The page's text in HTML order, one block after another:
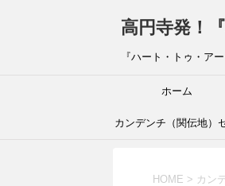
高円寺発！
『ハート・トゥ・ア
ホーム
カンデンチ（関伝地）
HOME > カン